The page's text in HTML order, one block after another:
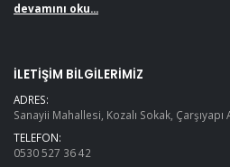
devamını oku...
İLETIŞIM BILGILERIMIZ
ADRES:
Sanayii Mahallesi, Kozalı Sokak, Çarşıyapı
TELEFON:
0530 527 36 42